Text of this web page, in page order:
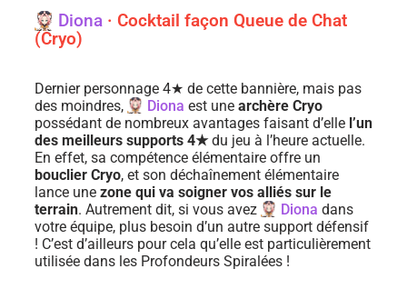
Diona · Cocktail façon Queue de Chat
(Cryo)
Dernier personnage 4★ de cette bannière, mais pas
des moindres,
Diona est unearchère Cryo
possédant de nombreux avantages faisant d’elle l’un
des meilleurs supports 4★du jeu à l’heure actuelle.
En effet, sa compétence élémentaire offre un
bouclier Cryo, et son déchaînement élémentaire
lance une zone qui va soigner vos alliés sur le
terrain. Autrement dit, si vous avez Diona dans
votre équipe, plus besoin d’un autre support défensif
! C’est d’ailleurs pour cela qu’elle est particulièrement
utilisée dans les Profondeurs Spiralées !